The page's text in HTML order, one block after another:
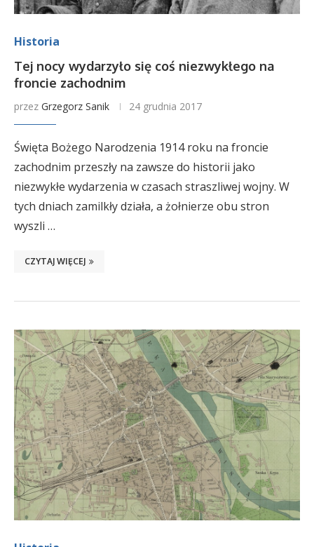
Historia
Tej nocy wydarzyło się coś niezwykłego na
froncie zachodnim
przez Grzegorz Sanik 24 grudnia 2017
Święta Bożego Narodzenia 1914 roku na froncie
zachodnim przeszły na zawsze do historii jako
niezwykłe wydarzenia w czasach straszliwej wojny. W
tych dniach zamilkły działa, a żołnierze obu stron
wyszli …
CZYTAJ WIĘCEJ